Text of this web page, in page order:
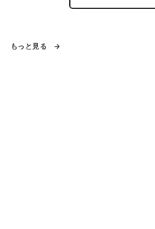
もっと見る